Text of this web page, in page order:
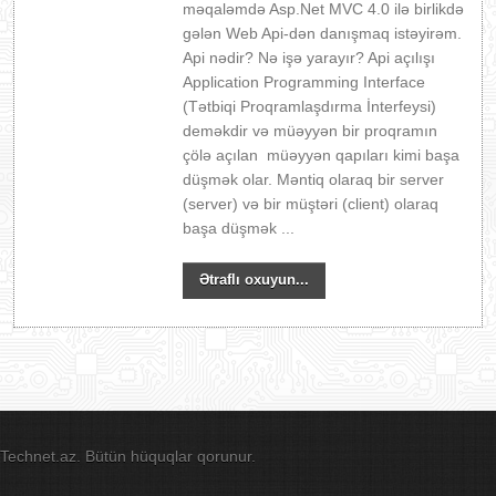
məqaləmdə Asp.Net MVC 4.0 ilə birlikdə
gələn Web Api-dən danışmaq istəyirəm.
Api nədir? Nə işə yarayır? Api açılışı
Application Programming Interface
(Tətbiqi Proqramlaşdırma İnterfeysi)
deməkdir və müəyyən bir proqramın
çölə açılan müəyyən qapıları kimi başa
düşmək olar. Məntiq olaraq bir server
(server) və bir müştəri (client) olaraq
başa düşmək ...
Ətraflı oxuyun...
Technet.az. Bütün hüquqlar qorunur.